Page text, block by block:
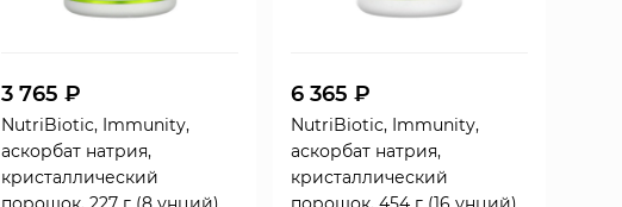
3 765 ₽
NutriBiotic, Immunity,
аскорбат натрия,
кристаллический
6 365 ₽
NutriBiotic, Immunity,
аскорбат натрия,
кристаллический